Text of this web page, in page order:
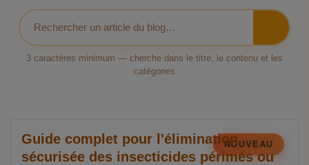
3 caractères minimum — cherche dans le titre, le contenu et les
catégories
NOUVEAU
Guide complet pour l'élimination
sécurisée des insecticides périmés ou